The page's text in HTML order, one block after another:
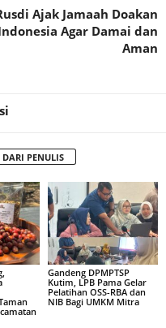
Ajak Jamaah Doakan
Agar Damai dan
Aman
DARI PENULIS
Gandeng DPMPTSP
Kutim, LPB Pama Gelar
Pelatihan OSS-RBA dan
NIB Bagi UMKM Mitra